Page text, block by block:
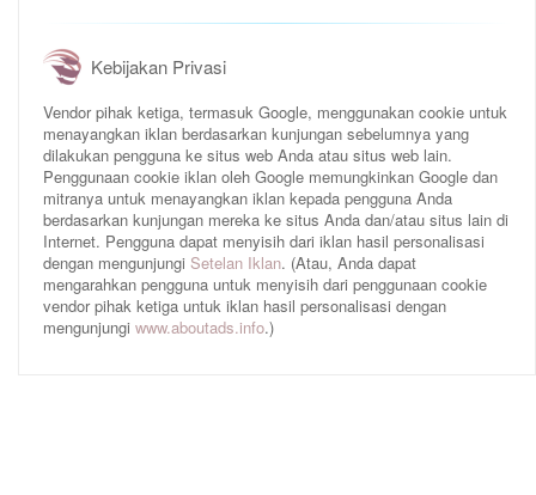
Kebijakan Privasi
Vendor pihak ketiga, termasuk Google, menggunakan cookie untuk
menayangkan iklan berdasarkan kunjungan sebelumnya yang
dilakukan pengguna ke situs web Anda atau situs web lain.
Penggunaan cookie iklan oleh Google memungkinkan Google dan
mitranya untuk menayangkan iklan kepada pengguna Anda
berdasarkan kunjungan mereka ke situs Anda dan/atau situs lain di
Internet. Pengguna dapat menyisih dari iklan hasil personalisasi
dengan mengunjungi Setelan Iklan. (Atau, Anda dapat
mengarahkan pengguna untuk menyisih dari penggunaan cookie
vendor pihak ketiga untuk iklan hasil personalisasi dengan
mengunjungi www.aboutads.info.)